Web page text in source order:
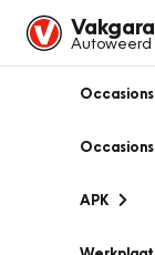
Autoweerd
Occasions
APK